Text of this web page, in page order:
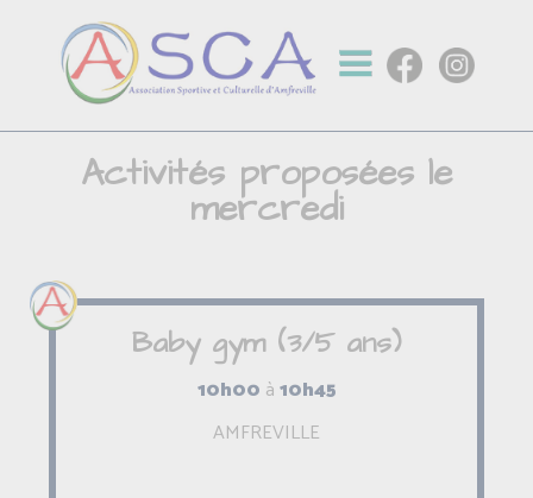
Activités proposées le
mercredi
Baby gym (3/5 ans)
10h00 à10h45
AMFREVILLE